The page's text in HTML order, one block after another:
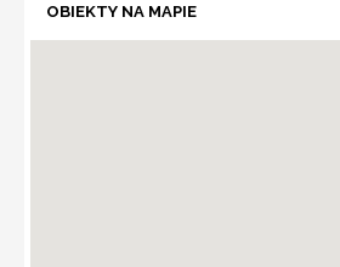
OBIEKTY NA MAPIE